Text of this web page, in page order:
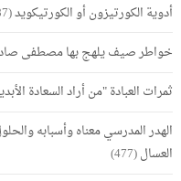
أدوية الكورتيزون أو الكورتيكويد(487)
خواطر صيف يلهج بها مصطفى
ثمرات العبادة "من أراد السعادة
الهدر المدرسي معناه وأسبابه
العسال(477)